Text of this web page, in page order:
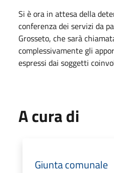
Si è ora in attesa della
conferenza dei servizi da
Grosseto, che sarà
complessivamente gli
espressi dai soggetti
A cura di
Giunta comunale